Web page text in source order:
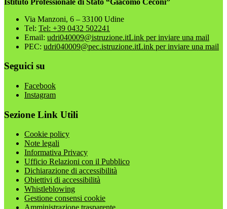
Via Manzoni, 6 – 33100 Udine
Tel: Tel: +39 0432 502241
Email: udri040009@istruzione.itLink per inviare una mail
PEC: udri040009@pec.istruzione.itLink per inviare una mail
Seguici su
Facebook
Instagram
Sezione Link Utili
Cookie policy
Note legali
Informativa Privacy
Ufficio Relazioni con il Pubblico
Dichiarazione di accessibilità
Obiettivi di accessibilità
Whistleblowing
Gestione consensi cookie